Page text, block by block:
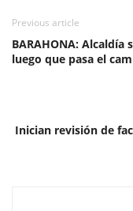
Previous article
BARAHONA: Alcaldía
luego que pasa el
Inician revisión de